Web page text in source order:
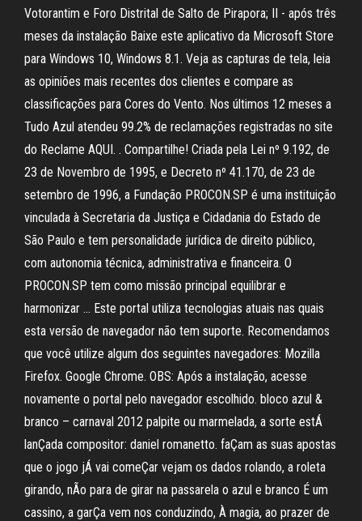
Votorantim e Foro Distrital de Salto de Pirapora; II - após três
meses da instalação Baixe este aplicativo da Microsoft Store
para Windows 10, Windows 8.1. Veja as capturas de tela, leia
as opiniões mais recentes dos clientes e compare as
classificações para Cores do Vento. Nos últimos 12 meses a
Tudo Azul atendeu 99.2% de reclamações registradas no site
do Reclame AQUI. . Compartilhe! Criada pela Lei nº 9.192, de
23 de Novembro de 1995, e Decreto nº 41.170, de 23 de
setembro de 1996, a Fundação PROCON.SP é uma instituição
vinculada à Secretaria da Justiça e Cidadania do Estado de
São Paulo e tem personalidade jurídica de direito público,
com autonomia técnica, administrativa e financeira. O
PROCON.SP tem como missão principal equilibrar e
harmonizar … Este portal utiliza tecnologias atuais nas quais
esta versão de navegador não tem suporte. Recomendamos
que você utilize algum dos seguintes navegadores: Mozilla
Firefox. Google Chrome. OBS: Após a instalação, acesse
novamente o portal pelo navegador escolhido. bloco azul &
branco – carnaval 2012 palpite ou marmelada, a sorte estÁ
lanÇada compositor: daniel romanetto. faÇam as suas apostas
que o jogo jÁ vai comeÇar vejam os dados rolando, a roleta
girando, nÃo para de girar na passarela o azul e branco É um
cassino, a garÇa vem nos conduzindo, À magia, ao prazer de